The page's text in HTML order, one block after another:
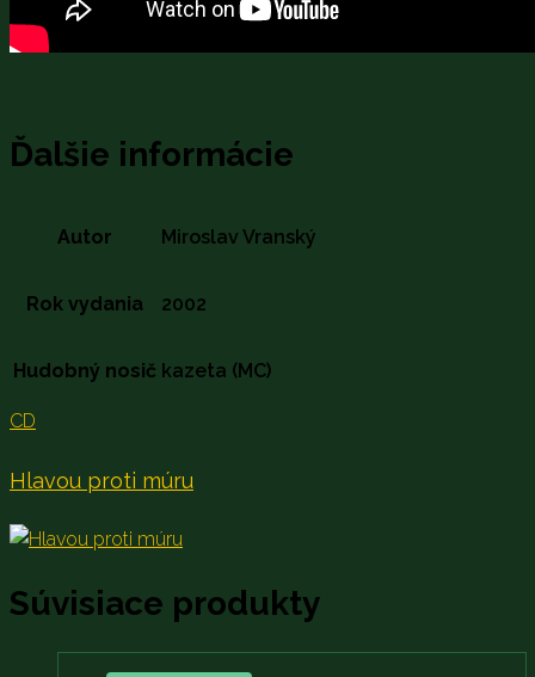
Ďalšie informácie
Autor Miroslav Vranský
Rok vydania 2002
Hudobný nosič kazeta (MC)
CD
Hlavou proti múru
Súvisiace produkty